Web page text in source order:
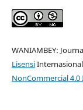
WANIAMBEY:
LisensiInternasional
NonCommercial